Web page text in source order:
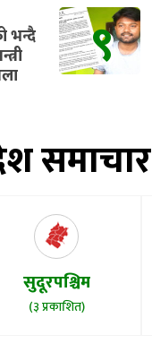
भन्दै ९
समाचार
सुदूरपश्चिम
(३ प्रकाशित)